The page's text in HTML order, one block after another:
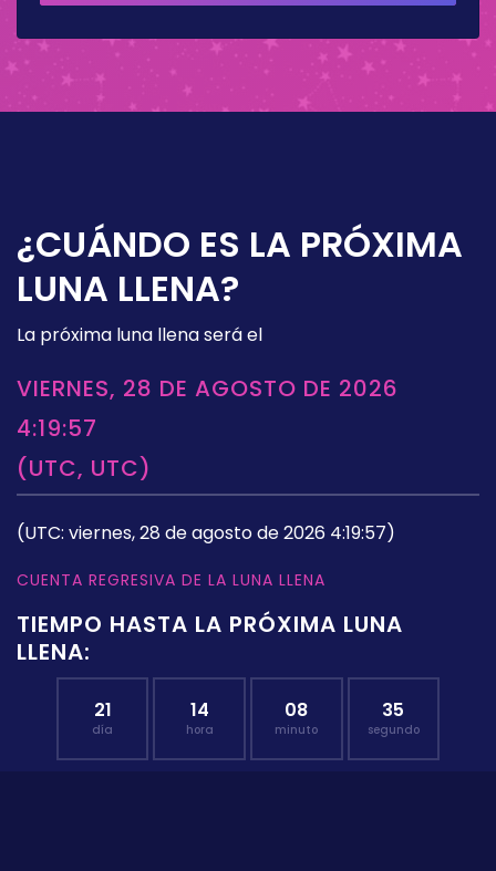
¿CUÁNDO ES LA PRÓXIMA
LUNA LLENA?
La próxima luna llena será el
VIERNES, 28 DE AGOSTO DE 2026
4:19:57
(UTC, UTC)
(UTC: viernes, 28 de agosto de 2026 4:19:57)
CUENTA REGRESIVA DE LA LUNA LLENA
TIEMPO HASTA LA PRÓXIMA LUNA
LLENA:
21
día
14
hora
08
minuto
34
segundo